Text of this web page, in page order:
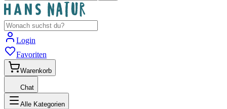
Login
Favoriten
Warenkorb
Chat
Alle Kategorien